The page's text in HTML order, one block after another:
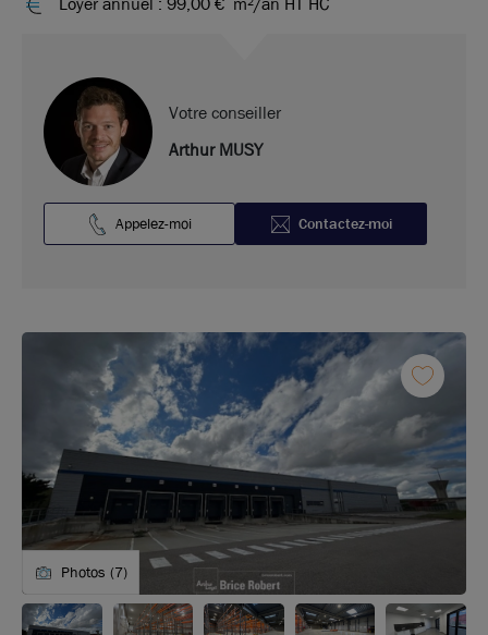
Votre conseiller
Arthur MUSY
Appelez-moi Contactez-moi
Photos (7)